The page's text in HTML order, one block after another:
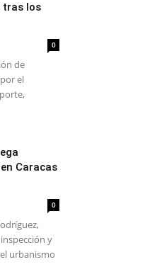
tras los
0
de
el
Caracas
0
y
urbanismo